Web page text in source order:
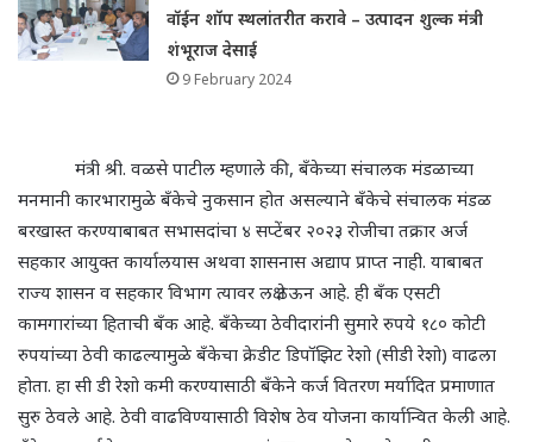
वॉईन शॉप स्थलांतरीत करावे – उत्पादन शुल्क मंत्री
शंभूराज देसाई
9 February 2024
मंत्री श्री. वळसे पाटील म्हणाले की, बँकेच्या संचालक मंडळाच्या
मनमानी कारभारामुळे बँकेचे नुकसान होत असल्याने बँकेचे संचालक मंडळ
बरखास्त करण्याबाबत सभासदांचा ४ सप्टेंबर २०२३ रोजीचा तक्रार अर्ज
सहकार आयुक्त कार्यालयास अथवा शासनास अद्याप प्राप्त नाही. याबाबत
राज्य शासन व सहकार विभाग त्यावर लक्ष ठेऊन आहे. ही बँक एसटी
कामगारांच्या हिताची बँक आहे. बँकेच्या ठेवीदारांनी सुमारे रुपये १८० कोटी
रुपयांच्या ठेवी काढल्यामुळे बँकेचा क्रेडीट डिपॉझिट रेशो (सीडी रेशो) वाढला
होता. हा सी डी रेशो कमी करण्यासाठी बँकेने कर्ज वितरण मर्यादित प्रमाणात
सुरु ठेवले आहे. ठेवी वाढविण्यासाठी विशेष ठेव योजना कार्यान्वित केली आहे.